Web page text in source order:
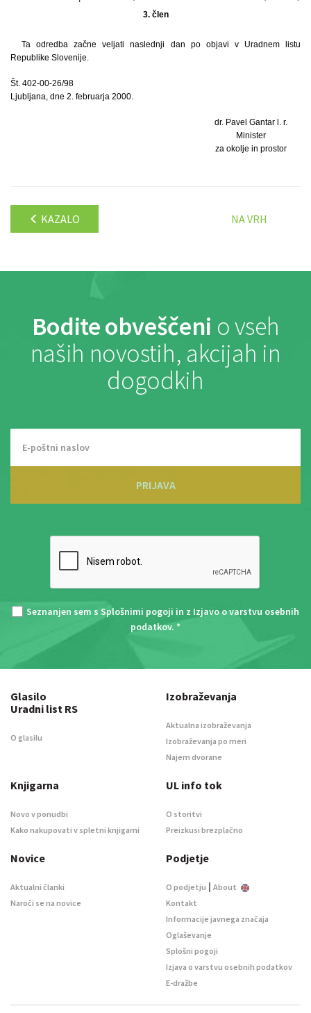
3. člen
Ta odredba začne veljati naslednji dan po objavi v Uradnem listu
Republike Slovenije.
Št. 402-00-26/98
Ljubljana, dne 2. februarja 2000.
dr. Pavel Gantar l. r.
Minister
za okolje in prostor
KAZALO NA VRH
Bodite obveščeni o vseh
naših novostih, akcijah in
dogodkih
PRIJAVA
Seznanjen sem s Splošnimi pogoji in z Izjavo o varstvu osebnih
podatkov. *
Glasilo
Uradni list RS
O glasilu
Izobraževanja
Aktualna izobraževanja
Izobraževanja po meri
Najem dvorane
Knjigarna
Novo v ponudbi
Kako nakupovati v spletni knjigarni
UL info tok
O storitvi
Preizkusi brezplačno
Novice
Aktualni članki
Naroči se na novice
Podjetje
O podjetju | About
Kontakt
Informacije javnega značaja
Oglaševanje
Splošni pogoji
Izjava o varstvu osebnih podatkov
E-dražbe